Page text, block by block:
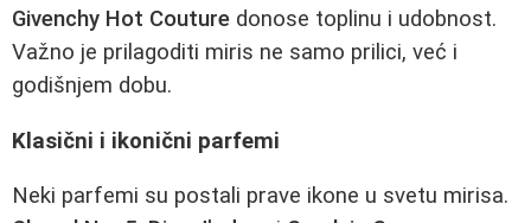
Givenchy Hot Couture donose toplinu i udobnost.
Važno je prilagoditi miris ne samo prilici, već i
godišnjem dobu.
Klasični i ikonični parfemi
Neki parfemi su postali prave ikone u svetu mirisa.